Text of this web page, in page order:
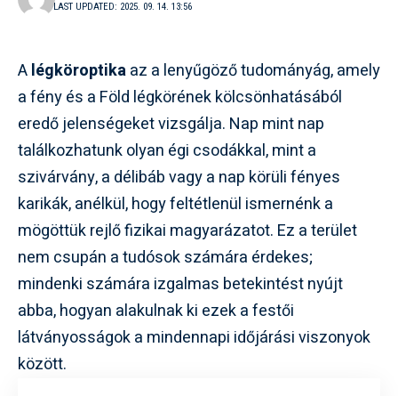
LAST UPDATED: 2025. 09. 14. 13:56
Alégköroptikaaz a lenyűgöző tudományág, amely
a fény és a Föld légkörének kölcsönhatásából
eredő jelenségeket vizsgálja. Nap mint nap
találkozhatunk olyan égi csodákkal, mint a
szivárvány, a délibáb vagy a nap körüli fényes
karikák, anélkül, hogy feltétlenül ismernénk a
mögöttük rejlő fizikai magyarázatot. Ez a terület
nem csupán a tudósok számára érdekes;
mindenki számára izgalmas betekintést nyújt
abba, hogyan alakulnak ki ezek a festői
látványosságok a mindennapi időjárási viszonyok
között.